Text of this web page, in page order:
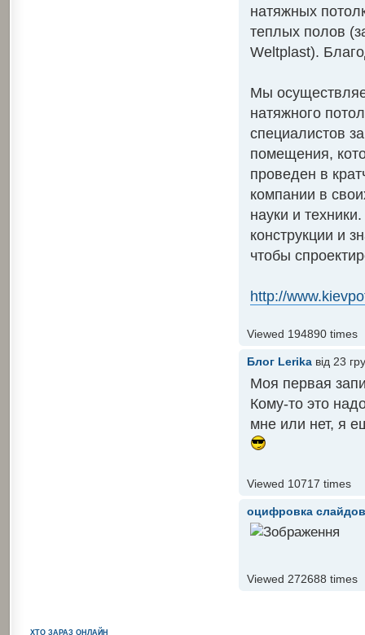
натяжных
теплых полов
Weltplast).
Мы
натяжного
специалистов
помещения,
проведен в
компании в
науки и
конструкции и
чтобы
http://
Viewed 194890 times
Блог Lerikaвід 23
Моя первая
Кому-то это
мне или нет, я
Viewed 10717 times
оцифровка слайдов
Viewed 272688 times
ХТО ЗАРАЗ ОНЛАЙН